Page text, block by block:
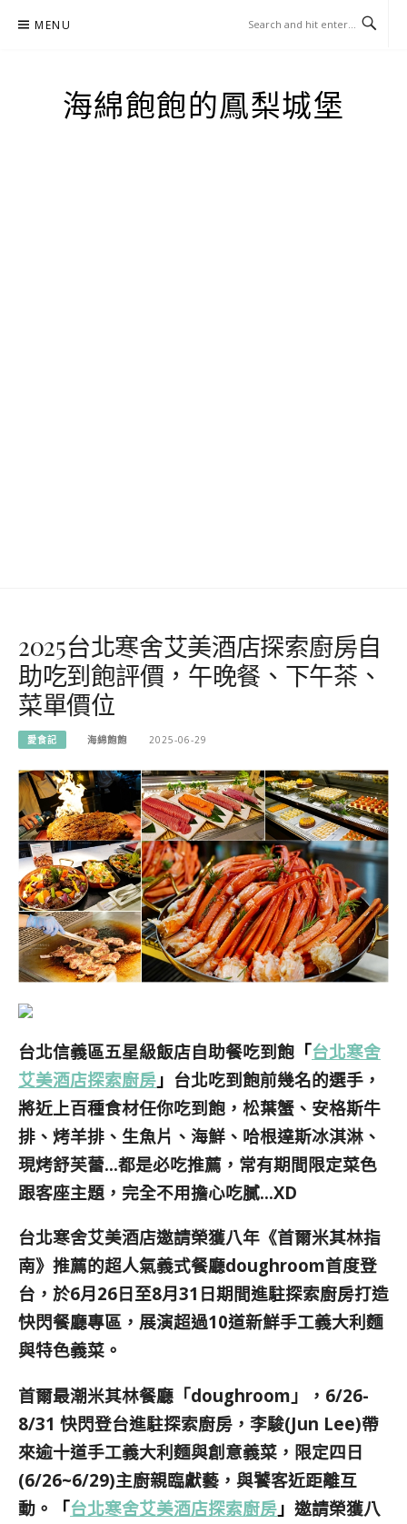
MENU
海綿飽飽的鳳梨城堡
2025台北寒舍艾美酒店探索廚房自
助吃到飽評價，午晚餐、下午茶、
菜單價位
愛食記 海綿飽飽 2025-06-29
台北信義區五星級飯店自助餐吃到飽 「台北寒舍
艾美酒店探索廚房 」 台北吃到飽前幾名的選手，
將近上百種食材任你吃到飽，松葉蟹、安格斯牛
排、烤羊排、生魚片、海鮮、哈根達斯冰淇淋、
現烤舒芙蕾…都是必吃推薦，常有期間限定菜色
跟客座主題，完全不用擔心吃膩…XD
台北寒舍艾美酒店邀請榮獲八年《首爾米其林指
南》推薦的超人氣義式餐廳doughroom首度登
台，於6月26日至8月31日期間進駐探索廚房打造
快閃餐廳專區，展演超過10道新鮮手工義大利麵
與特色義菜。
首爾最潮米其林餐廳「doughroom」，6/26-
8/31 快閃登台進駐探索廚房，李駿(Jun Lee)帶
來逾十道手工義大利麵與創意義菜，限定四日
(6/26~6/29)主廚親臨獻藝，與饕客近距離互
動。
「台北寒舍艾美酒店探索廚房 」 邀請榮獲八